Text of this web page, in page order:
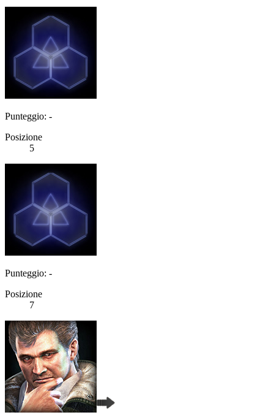
Punteggio: -
Posizione
5
Punteggio: -
Posizione
7